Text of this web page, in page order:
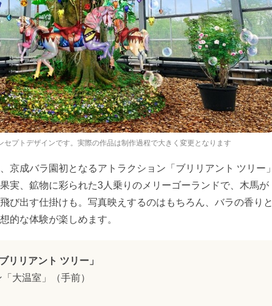
プトデザインです。実際の作品は制作過程で大きく変更となります
京成バラ園初となるアトラクション「ブリリアント ツリー」
実、鉱物に彩られた3人乗りのメリーゴーランドで、木馬が
び出す仕掛けも。写真映えするのはもちろん、バラの香りと
的な体験が楽しめます。
リリアント ツリー」
大温室」（手前）